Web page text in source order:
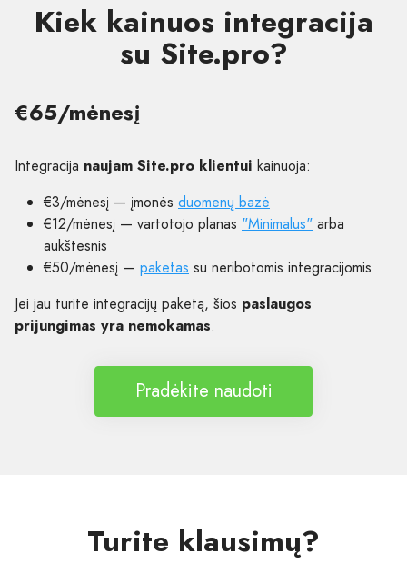
Kiek kainuos integracija
su Site.pro?
€65/mėnesį
Integracija naujam Site.pro klientui kainuoja:
€3/mėnesį — įmonės duomenų bazė
€12/mėnesį — vartotojo planas "Minimalus" arba
aukštesnis
€50/mėnesį — paketas su neribotomis integracijomis
Jei jau turite integracijų paketą, šios paslaugos
prijungimas yra nemokamas.
Pradėkite naudoti
Turite klausimų?